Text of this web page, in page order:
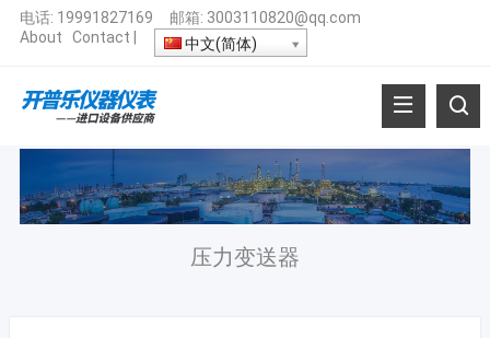
电话: 19991827169 邮箱: 3003110820@qq.com
About
Contact 中文(简体)
压力变送器